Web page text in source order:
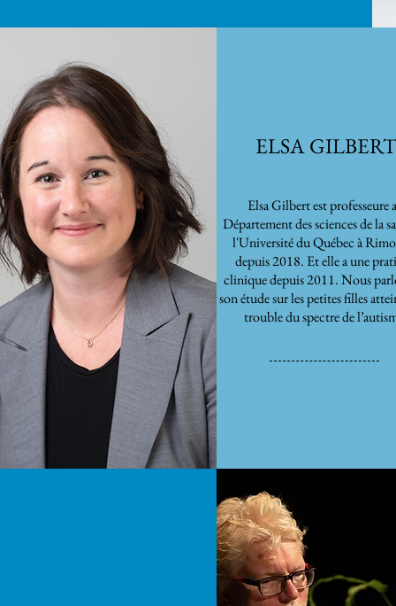
ELSA GILBERT
Elsa Gilbert est professeure
Département des sciences de la
l'Université du Québec à
depuis 2018. Et elle a une
clinique depuis 2011. Nous
son étude sur les petites filles
trouble du spectre de